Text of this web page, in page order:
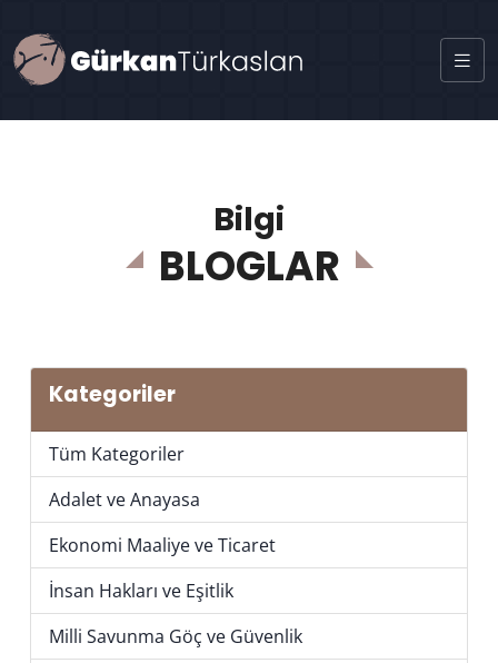
Bilgi
BLOGLAR
Kategoriler
Tüm Kategoriler
Adalet ve Anayasa
Ekonomi Maaliye ve Ticaret
İnsan Hakları ve Eşitlik
Milli Savunma Göç ve Güvenlik